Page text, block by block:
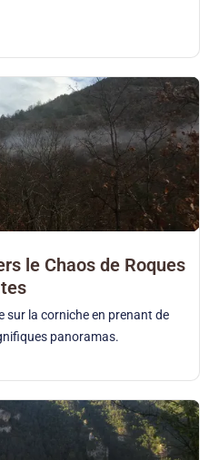
le Chaos de Roques
sur la corniche en prenant de
panoramas.